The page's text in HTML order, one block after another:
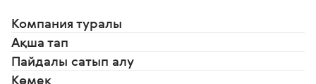
Компания туралы
Ақша тап
Пайдалы сатып алу
Көмек